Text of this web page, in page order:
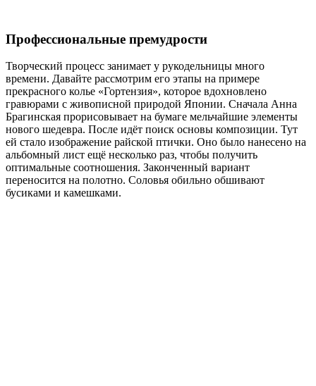
Профессиональные премудрости
Творческий процесс занимает у рукодельницы много
времени. Давайте рассмотрим его этапы на примере
прекрасного колье «Гортензия», которое вдохновлено
гравюрами с живописной природой Японии. Сначала Анна
Брагинская прорисовывает на бумаге мельчайшие элементы
нового шедевра. После идёт поиск основы композиции. Тут
ей стало изображение райской птички. Оно было нанесено на
альбомный лист ещё несколько раз, чтобы получить
оптимальные соотношения. Законченный вариант
переносится на полотно. Соловья обильно обшивают
бусиками и камешками.